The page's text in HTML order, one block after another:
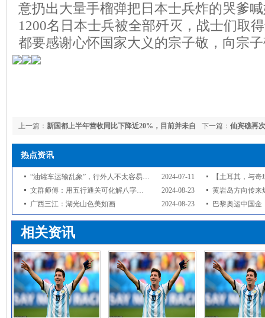
意扔出大量手榴弹把日本士兵炸的哭爹
1200名日本士兵被全部歼灭，战士们取
都要感谢心怀国家大义的宗子敬，向宗
下一篇： 仙宾礁再
态，已经开始清场
上一篇： 新国都上半年营收同比下降近20%，目前并未自
研或拥有大模型产品
热点资讯
2024-07-11
“油罐车运输乱象”，行外人不太容易理解食品业标准、限量之类术语
【土耳其，与奇瑞汽车进行投资谈
2024-08-23
文群师傅：用五行通关可化解八字子女星受克
黄岩岛方向传来爆炸声，菲律宾渔
2024-08-23
广西三江：湖光山色美如画 巴黎奥运中国金
相关资讯